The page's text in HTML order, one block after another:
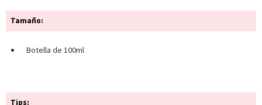
Tamaño:
Botella de 100ml
Tips: